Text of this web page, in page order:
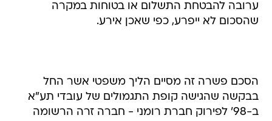
ערובה להבטחת התשלום או בטוחות במקרה
שהסכום לא ייפרע, כפי שאכן אירע.
הסכם פשרה זה מסיים הליך משפטי אשר החל
בבקשה שהגישה קופת התגמולים של עובדי תע"א
ב-98' לפירוק חברת רומני - חברה זרה הרשומה